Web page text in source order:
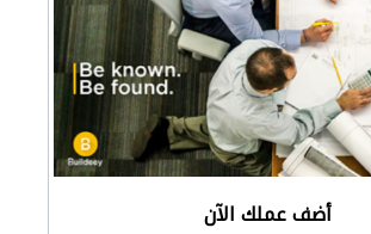
أضف عملك الآن